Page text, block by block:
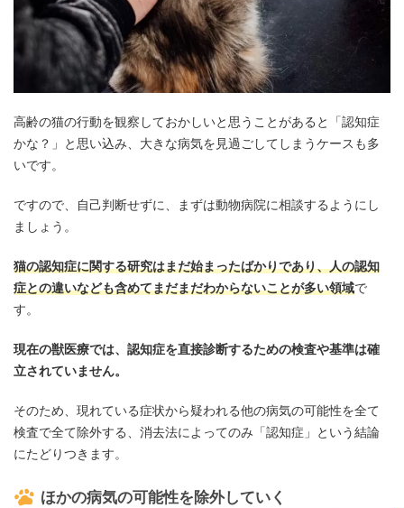
高齢の猫の行動を観察しておかしいと思うことがあると「認知症
かな？」と思い込み、大きな病気を見過ごしてしまうケースも多
いです。
ですので、自己判断せずに、まずは動物病院に相談するようにし
ましょう。
猫の認知症に関する研究はまだ始まったばかりであり、人の認知
症との違いなども含めてまだまだわからないことが多い領域で
す。
現在の獣医療では、認知症を直接診断するための検査や基準は確
立されていません。
そのため、現れている症状から疑われる他の病気の可能性を全て
検査で全て除外する、消去法によってのみ「認知症」という結論
にたどりつきます。
ほかの病気の可能性を除外していく